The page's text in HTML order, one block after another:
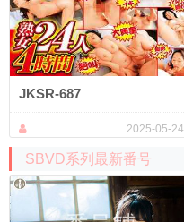
JKSR-687
2025-05-24
SBVD系列最新番号